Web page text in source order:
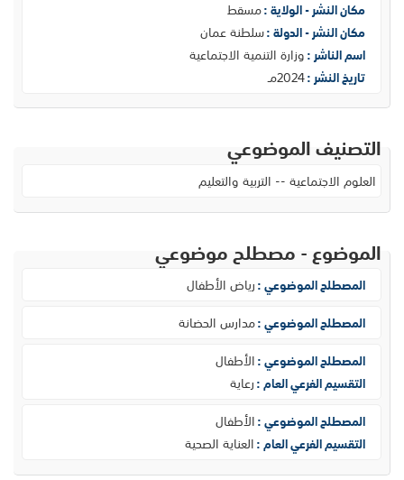
مكان النشر - الولاية :مسقط
مكان النشر - الدولة :سلطنة عمان
اسم الناشر :وزارة التنمية الاجتماعية
تاريخ النشر :2024مـ
التصنيف الموضوعي
العلوم الاجتماعية -- التربية والتعليم
الموضوع - مصطلح موضوعي
المصطلح الموضوعي :رياض الأطفال
المصطلح الموضوعي :مدارس الحضانة
المصطلح الموضوعي :الأطفال
التقسيم الفرعي العام :رعاية
المصطلح الموضوعي :الأطفال
التقسيم الفرعي العام :العناية الصحية